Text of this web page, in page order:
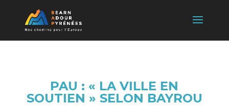
PAU : « LA VILLE EN
SOUTIEN » SELON BAYROU